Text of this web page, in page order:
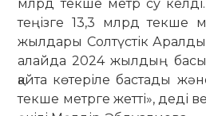
млрд текше метр су
теңізге 13,3 млрд текше
жылдары Солтүстік
алайда 2024 жылдың
қайта көтеріле бастады
текше метрге жетті», деді